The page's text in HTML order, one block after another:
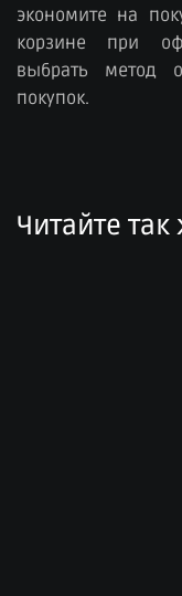
экономите на
корзине при
выбрать метод
покупок.
Читайте так